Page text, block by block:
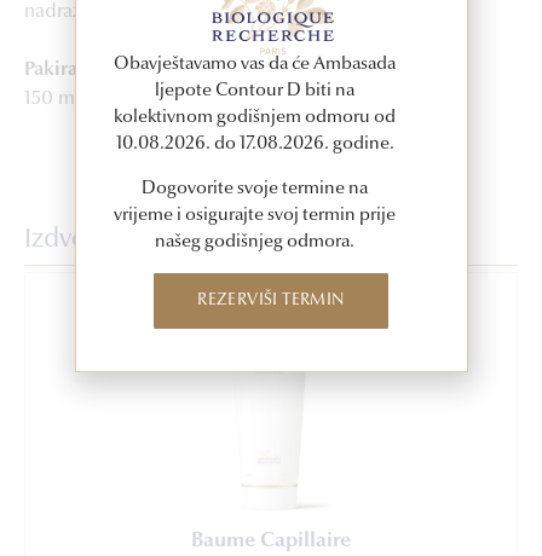
nadraženu kožu. Samo za vanjsku upotrebu.
Pakiranje
150 ml
Izdvojeni proizvodi
Baume Capillaire
Obavještavamo vas da će Ambasada
ljepote Contour D biti na
kolektivnom godišnjem odmoru od
10.08.2026. do 17.08.2026. godine.
Dogovorite svoje termine na
vrijeme i osigurajte svoj termin prije
našeg godišnjeg odmora.
REZERVIŠI TERMIN